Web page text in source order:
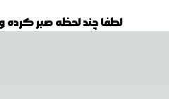
لطفا چند لحظه صبر کرده